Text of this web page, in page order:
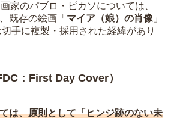
家のパブロ・ピカソについては、
既存の絵画「 マイア（娘）の肖像 」
手に複製・採用された経緯があり
：First Day Cover）
は、原則として「ヒンジ跡のない未